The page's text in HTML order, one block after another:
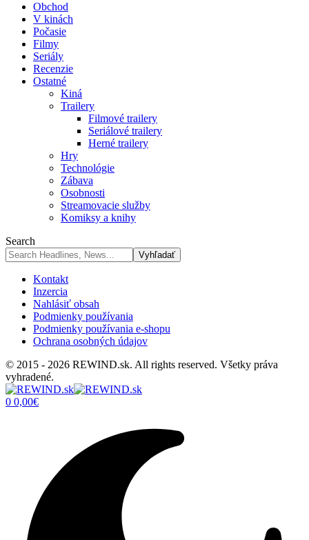
Obchod
V kinách
Počasie
Filmy
Seriály
Recenzie
Ostatné
Kiná
Trailery
Filmové trailery
Seriálové trailery
Herné trailery
Hry
Technológie
Zábava
Osobnosti
Streamovacie služby
Komiksy a knihy
Search
Kontakt
Inzercia
Nahlásiť obsah
Podmienky používania
Podmienky používania e-shopu
Ochrana osobných údajov
© 2015 - 2026 REWIND.sk. All rights reserved. Všetky práva
vyhradené.
0 0,00€